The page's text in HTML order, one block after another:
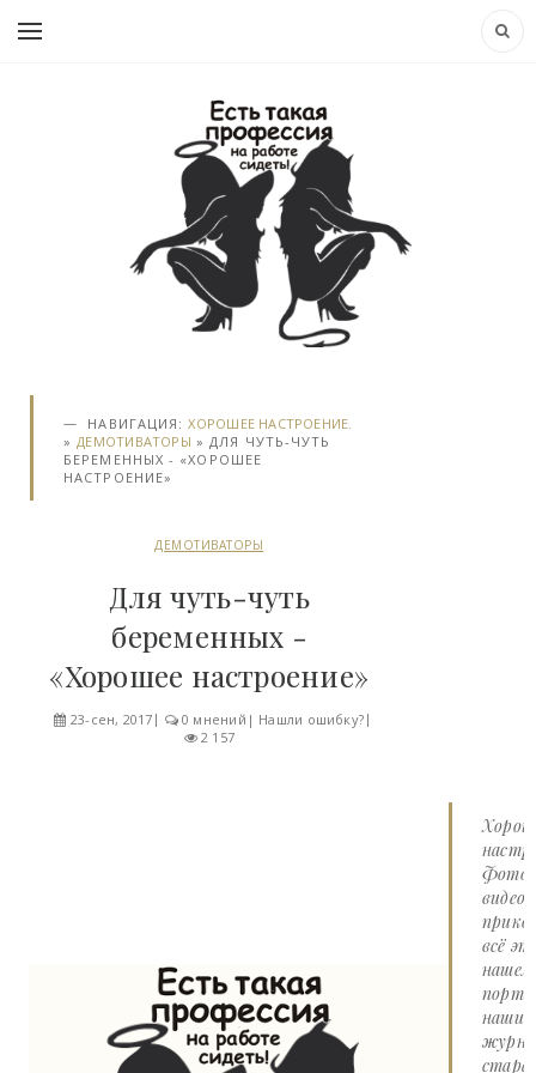
НАВИГАЦИЯ:ХОРОШЕЕ НАСТРОЕНИЕ.
»ДЕМОТИВАТОРЫ » ДЛЯ ЧУТЬ-ЧУТЬ
БЕРЕМЕННЫХ - «ХОРОШЕЕ
НАСТРОЕНИЕ»
ДЕМОТИВАТОРЫ
Для чуть-чуть
беременных -
«Хорошее настроение»
23-сен, 2017 0 мнений | Нашли ошибку?
2 157
Фото
видео
всё
нашем
наши